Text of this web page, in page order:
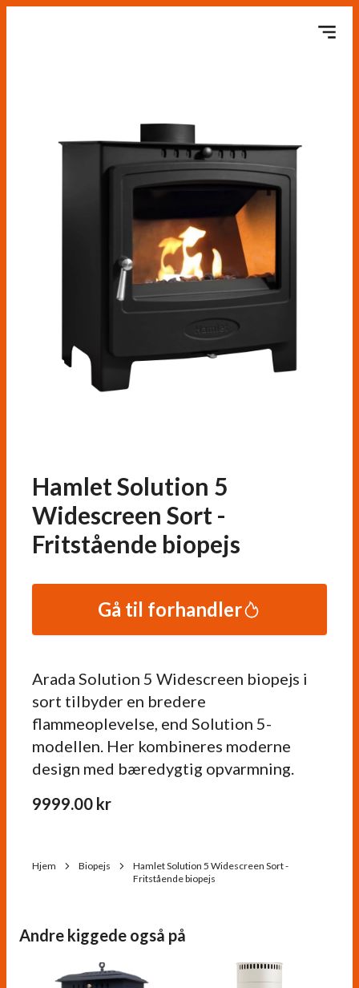
Hamlet Solution 5
Widescreen Sort -
Fritstående biopejs
Arada Solution 5 Widescreen biopejs i
sort tilbyder en bredere
flammeoplevelse, end Solution 5-
modellen. Her kombineres moderne
design med bæredygtig opvarmning.
9999.00 kr
Gå til forhandler
Hjem Biopejs
Hamlet Solution 5 Widescreen Sort -
Fritstående biopejs
Andre kiggede også på